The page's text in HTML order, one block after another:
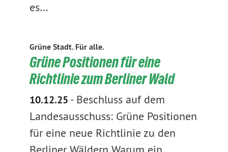
es…
Grüne Stadt. Für alle.
Grüne Positionen für eine
Richtlinie zum Berliner Wald
10.12.25 - Beschluss auf dem
Landesausschuss: Grüne Positionen
für eine neue Richtlinie zu den